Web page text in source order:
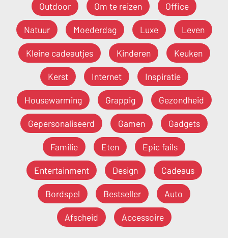
Outdoor Om te reizen Office
Natuur Moederdag Luxe Leven
Kleine cadeautjes Kinderen Keuken
Kerst Internet Inspiratie
Housewarming Grappig Gezondheid
Gepersonaliseerd Gamen Gadgets
Familie Eten Epic fails
Entertainment Design Cadeaus
Bordspel Bestseller Auto
Afscheid Accessoire